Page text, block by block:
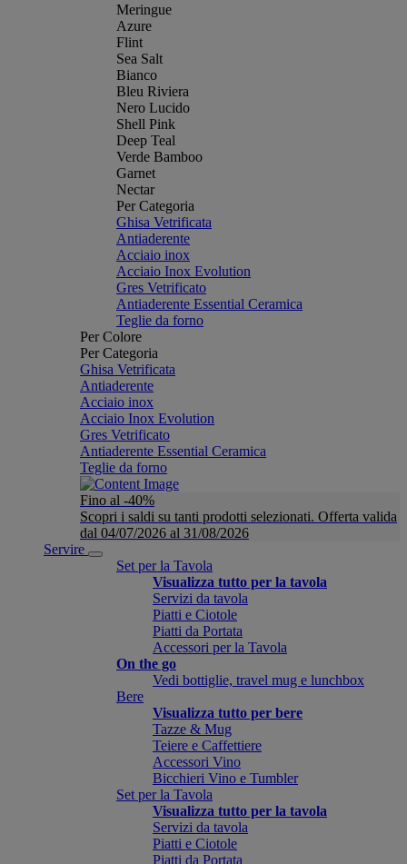
Meringue
Azure
Flint
Sea Salt
Bianco
Bleu Riviera
Nero Lucido
Shell Pink
Deep Teal
Verde Bamboo
Garnet
Nectar
Per Categoria
Ghisa Vetrificata
Antiaderente
Acciaio inox
Acciaio Inox Evolution
Gres Vetrificato
Antiaderente Essential Ceramica
Teglie da forno
Per Colore
Per Categoria
Ghisa Vetrificata
Antiaderente
Acciaio inox
Acciaio Inox Evolution
Gres Vetrificato
Antiaderente Essential Ceramica
Teglie da forno
Fino al -40%
Scopri i saldi su tanti prodotti selezionati. Offerta valida
dal 04/07/2026 al 31/08/2026
Servire
Set per la Tavola
Visualizza tutto per la tavola
Servizi da tavola
Piatti e Ciotole
Piatti da Portata
Accessori per la Tavola
On the go
Vedi bottiglie, travel mug e lunchbox
Bere
Visualizza tutto per bere
Tazze & Mug
Teiere e Caffettiere
Accessori Vino
Bicchieri Vino e Tumbler
Set per la Tavola
Visualizza tutto per la tavola
Servizi da tavola
Piatti e Ciotole
Piatti da Portata